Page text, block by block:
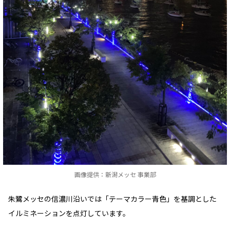
画像提供：新潟メッセ 事業部
朱鷺メッセの信濃川沿いでは「テーマカラー青色」を基調とした
イルミネーションを点灯しています。